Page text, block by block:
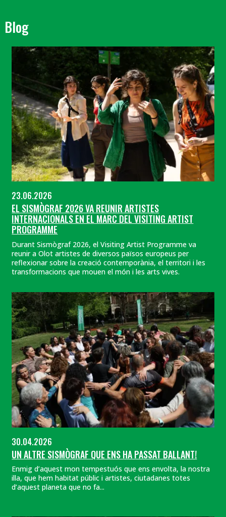
Blog
23.06.2026
EL SISMÒGRAF 2026 VA REUNIR ARTISTES
INTERNACIONALS EN EL MARC DEL VISITING ARTIST
PROGRAMME
Durant Sismògraf 2026, el Visiting Artist Programme va
reunir a Olot artistes de diversos països europeus per
reflexionar sobre la creació contemporània, el territori i les
transformacions que mouen el món i les arts vives.
30.04.2026
UN ALTRE SISMÒGRAF QUE ENS HA PASSAT BALLANT!
Enmig d’aquest mon tempestuós que ens envolta, la nostra
illa, que hem habitat públic i artistes, ciutadanes totes
d’aquest planeta que no fa...